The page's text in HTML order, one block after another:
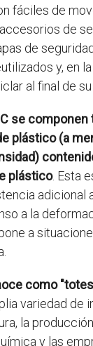
fáciles de
de
de
y, en
al final de
se
plástico (a
plástico. Esta
adicional
a la
a
como
variedad de
la
y las